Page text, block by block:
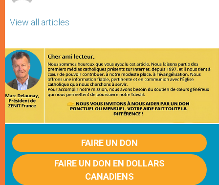
View all articles
FAIRE UN DON
FAIRE UN DON EN DOLLARS
CANADIENS